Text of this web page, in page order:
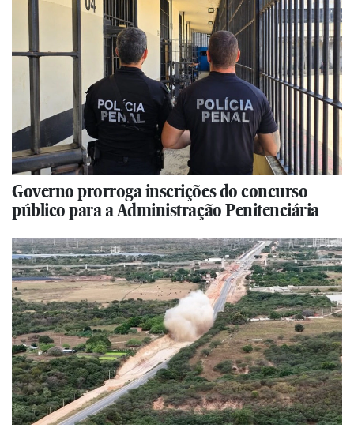
Governo prorroga inscrições do concurso
público para a Administração Penitenciária